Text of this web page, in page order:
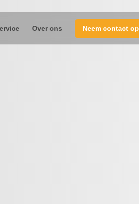
Over ons Neem contact op